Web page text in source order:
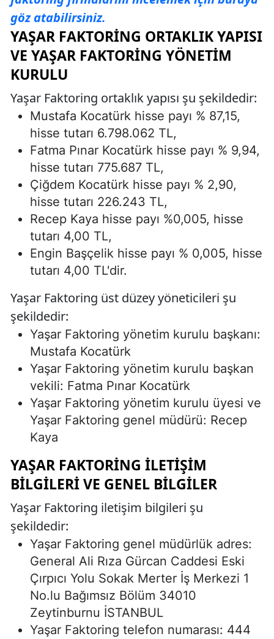
göz atabilirsiniz.
YAŞAR FAKTORING ORTAKLIK YAPISI
VE YAŞAR FAKTORING YÖNETIM
KURULU
Yaşar Faktoring ortaklık yapısı şu şekildedir:
Mustafa Kocatürk hisse payı % 87,15,
hisse tutarı 6.798.062 TL,
Fatma Pınar Kocatürk hisse payı % 9,94,
hisse tutarı 775.687 TL,
Çiğdem Kocatürk hisse payı % 2,90,
hisse tutarı 226.243 TL,
Recep Kaya hisse payı %0,005, hisse
tutarı 4,00 TL,
Engin Başçelik hisse payı % 0,005, hisse
tutarı 4,00 TL'dir.
Yaşar Faktoring üst düzey yöneticileri şu
şekildedir:
Yaşar Faktoring yönetim kurulu başkanı:
Mustafa Kocatürk
Yaşar Faktoring yönetim kurulu başkan
vekili: Fatma Pınar Kocatürk
Yaşar Faktoring yönetim kurulu üyesi ve
Yaşar Faktoring genel müdürü: Recep
Kaya
YAŞAR FAKTORING İLETIŞIM
BILGILERI VE GENEL BILGILER
Yaşar Faktoring iletişim bilgileri şu
şekildedir:
Yaşar Faktoring genel müdürlük adres:
General Ali Rıza Gürcan Caddesi Eski
Çırpıcı Yolu Sokak Merter İş Merkezi 1
No.lu Bağımsız Bölüm 34010
Zeytinburnu İSTANBUL
Yaşar Faktoring telefon numarası: 444